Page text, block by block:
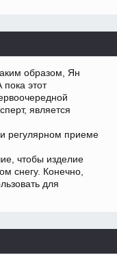
образом, Ян
этот
является
регулярном приеме
чтобы изделие
снегу. Конечно,
для